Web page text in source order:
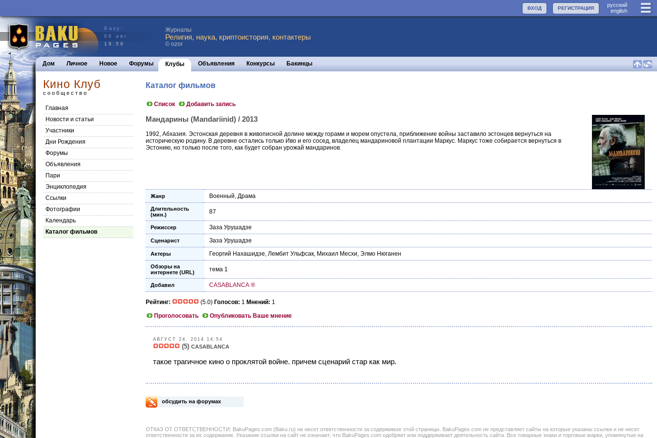
руccкий
english
РЕГИСТРАЦИЯ
ВХОД
Баку:
06 авг.
19:59
Журналы
Религия, наука, криптоистория, контактеры
© ozor
Дом Личное Новое Форумы Клубы Объявления Конкурсы Бакинцы
Кино Клуб
сообщество
Главная
Новости и статьи
Участники
Дни Рождения
Форумы
Объявления
Пари
Энциклопедия
Cсылки
Фотографии
Календарь
Каталог фильмов
Каталог фильмов
Список Добавить запись
Мандарины (Mandariinid) / 2013
1992, Абхазия. Эстонская деревня в живописной долине между горами и морем опустела, приближение войны заставило эстонцев вернуться на
историческую родину. В деревне остались только Иво и его сосед, владелец мандариновой плантации Маркус. Маркус тоже собирается вернуться в
Эстонию, но только после того, как будет собран урожай мандаринов.
Жанр Военный, Драма
Длительность
(мин.)
87
Режиссер Заза Урушадзе
Сценарист Заза Урушадзе
Актеры Георгий Нахашидзе, Лембит Ульфсак, Михаил Месхи, Элмо Нюганен
Обзоры на
интернете (URL)
тема 1
Добавил CASABLANCA ®
Рейтинг: (5.0) Голосов: 1 Мнений: 1
Проголосовать
Опубликовать Ваше мнение
АВГУСТ 24, 2014 14:54
(5) CASABLANCA
такое трагичное кино о проклятой войне. причем сценарий стар как мир.
обсудить на форумах
ОТКАЗ ОТ ОТВЕТСТВЕННОСТИ: BakuPages.com (Baku.ru) не несет ответственности за содержимое этой страницы. BakuPages.com не представляет сайты на которые указаны ссылки и не несет
ответственности за их содержание. Указание ссылки на сайт не означает, что BakuPages.com одобряет или поддерживает деятельность сайта. Все товарные знаки и торговые марки, упомянутые на